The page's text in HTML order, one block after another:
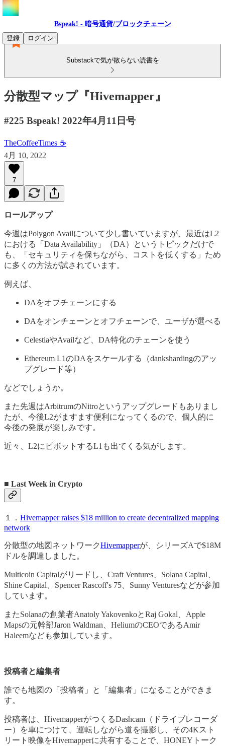
Bspeak! - 暗号通貨/ブロックチェーン
登録
ログイン
Substackで気が散らない読書を
分散型マップ『Hivemapper』
#225 Bspeak! 2022年4月11日号
TheCoffeeTimes ☕
4月 10, 2022
7
ロールアップ
今週はPolygon Availについて少し書いていますが、最近はL2
における「Data Availability」（DA）というトピックだけで
も、「セキュリティを保ちながら、コストを低くする」ため
に多くの方法が試されています。
例えば、
DAをオフチェーンにする
DAをオンチェーンとオフチェーンで、ユーザが選べる
CelestiaやAvailなど、DA特化のチェーンを使う
Ethereum L1のDAをスケールする（dankshardingのアッ
プグレード等）
などでしょうか。
また先週はArbitrumのNitroというアップグレードもありまし
たが、今後L2がますます便利になってくるので、個人的に
今後の発展が楽しみです。
近々、L2にピボットするL1も出てくる気がします。
■ Last Week in Crypto
１． Hivemapper raises $18 million to create decentralized mapping
network
分散型の地図ネットワークHivemapperが、シリーズAで$18M
ドルを調達しました。
Multicoin Capitalがリードし、Craft Ventures、Solana Capital、
Shine Capital、Spencer Rascoff's 75、Sunny Venturesなどが参加
しています。
またSolanaの創業者Anatoly YakovenkoとRaj Gokal、Apple
Mapsの元幹部Jaron Waldman、HeliumのCEOであるAmir
Haleemなども参加しています。
投稿者と編集者
誰でも地図の「投稿者」と「編集者」になることができま
す。
投稿者は、HivemapperがつくるDashcam（ドライブレコーダ
ー）を車につけて、運転しながら道を撮影し、その4Kスト
リート映像をHivemapperに共有することで、HONEYトーク